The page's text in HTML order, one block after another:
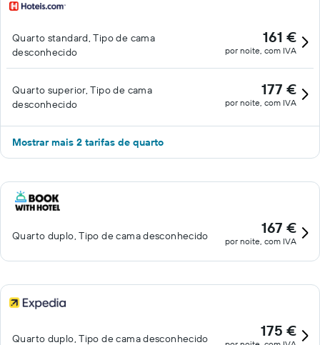
Quarto standard, Tipo de cama
desconhecido
161 €
por noite, com IVA
Quarto superior, Tipo de cama
desconhecido
177 €
por noite, com IVA
Mostrar mais 2 tarifas de quarto
Quarto duplo, Tipo de cama desconhecido 167 €
por noite, com IVA
Quarto duplo, Tipo de cama desconhecido 175 €